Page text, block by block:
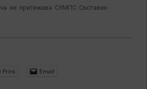
не притежава СУМПС. Съставен
Print Email